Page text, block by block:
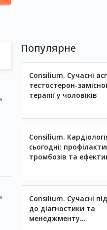
Популярне
Consilium. Сучасні
тестостерон-замісної
терапії у чоловіків
Consilium.
сьогодні:
тромбозів та
Consilium. Сучасні
до діагностики та
менеджменту